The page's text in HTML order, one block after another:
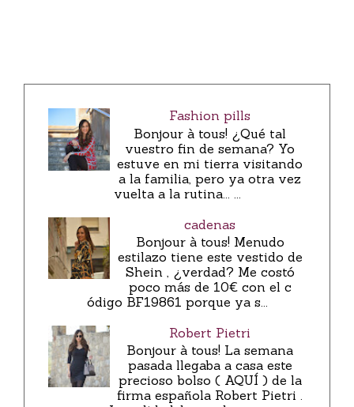
Fashion pills
Bonjour à tous! ¿Qué tal
vuestro fin de semana? Yo
estuve en mi tierra visitando
a la familia, pero ya otra vez
vuelta a la rutina... ...
cadenas
Bonjour à tous! Menudo
estilazo tiene este vestido de
Shein , ¿verdad? Me costó
poco más de 10€ con el c
ódigo BF19861 porque ya s...
Robert Pietri
Bonjour à tous! La semana
pasada llegaba a casa este
precioso bolso ( AQUÍ ) de la
firma española Robert Pietri .